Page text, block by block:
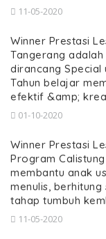
11-05-2020
Winner Prestasi
Tangerang
dirancang Special
Tahun belajar
efektif &amp;
01-10-2020
Winner Prestasi
Program
membantu anak
menulis,
tahap tumbuh
11-05-2020